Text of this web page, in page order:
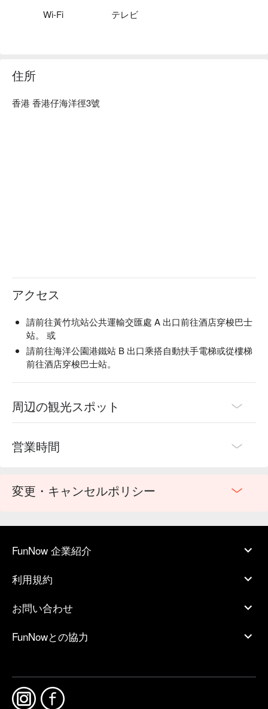
Wi-Fi テレビ
住所
香港 香港仔海洋徑3號
アクセス
請前往黃竹坑站公共運輸交匯處 A 出口前往酒店穿梭巴士
站。 或
請前往海洋公園港鐵站 B 出口乘搭自動扶手電梯或從樓梯
前往酒店穿梭巴士站。
周辺の観光スポット
営業時間
変更・キャンセルポリシー
FunNow 企業紹介
利用規約
お問い合わせ
FunNowとの協力